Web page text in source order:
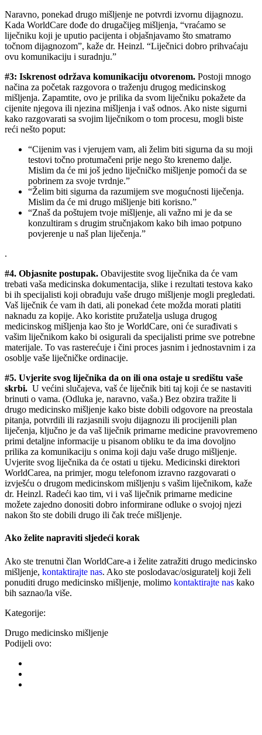
Naravno, ponekad drugo mišljenje ne potvrdi izvornu dijagnozu.
Kada WorldCare dođe do drugačijeg mišljenja, “vraćamo se
liječniku koji je uputio pacijenta i objašnjavamo što smatramo
točnom dijagnozom”, kaže dr. Heinzl. “Liječnici dobro prihvaćaju
ovu komunikaciju i suradnju.”
#3: Iskrenost održava komunikaciju otvorenom. Postoji mnogo
načina za početak razgovora o traženju drugog medicinskog
mišljenja. Zapamtite, ovo je prilika da svom liječniku pokažete da
cijenite njegova ili njezina mišljenja i vaš odnos. Ako niste sigurni
kako razgovarati sa svojim liječnikom o tom procesu, mogli biste
reći nešto poput:
“Cijenim vas i vjerujem vam, ali želim biti sigurna da su moji
testovi točno protumačeni prije nego što krenemo dalje.
Mislim da će mi još jedno liječničko mišljenje pomoći da se
pobrinem za svoje tvrdnje.”
“Želim biti sigurna da razumijem sve mogućnosti liječenja.
Mislim da će mi drugo mišljenje biti korisno.”
“Znaš da poštujem tvoje mišljenje, ali važno mi je da se
konzultiram s drugim stručnjakom kako bih imao potpuno
povjerenje u naš plan liječenja.”
.
#4. Objasnite postupak. Obavijestite svog liječnika da će vam
trebati vaša medicinska dokumentacija, slike i rezultati testova kako
bi ih specijalisti koji obrađuju vaše drugo mišljenje mogli pregledati.
Vaš liječnik će vam ih dati, ali ponekad ćete možda morati platiti
naknadu za kopije. Ako koristite pružatelja usluga drugog
medicinskog mišljenja kao što je WorldCare, oni će surađivati s
vašim liječnikom kako bi osigurali da specijalisti prime sve potrebne
materijale. To vas rasterećuje i čini proces jasnim i jednostavnim i za
osoblje vaše liječničke ordinacije.
#5. Uvjerite svog liječnika da on ili ona ostaje u središtu vaše
skrbi. U većini slučajeva, vaš će liječnik biti taj koji će se nastaviti
brinuti o vama. (Odluka je, naravno, vaša.) Bez obzira tražite li
drugo medicinsko mišljenje kako biste dobili odgovore na preostala
pitanja, potvrdili ili razjasnili svoju dijagnozu ili procijenili plan
liječenja, ključno je da vaš liječnik primarne medicine pravovremeno
primi detaljne informacije u pisanom obliku te da ima dovoljno
prilika za komunikaciju s onima koji daju vaše drugo mišljenje.
Uvjerite svog liječnika da će ostati u tijeku. Medicinski direktori
WorldCarea, na primjer, mogu telefonom izravno razgovarati o
izvješću o drugom medicinskom mišljenju s vašim liječnikom, kaže
dr. Heinzl. Radeći kao tim, vi i vaš liječnik primarne medicine
možete zajedno donositi dobro informirane odluke o svojoj njezi
nakon što ste dobili drugo ili čak treće mišljenje.
Ako želite napraviti sljedeći korak
Ako ste trenutni član WorldCare-a i želite zatražiti drugo medicinsko
mišljenje, kontaktirajte nas. Ako ste poslodavac/osiguratelj koji želi
ponuditi drugo medicinsko mišljenje, molimo kontaktirajte nas kako
bih saznao/la više.
Kategorije:
Drugo medicinsko mišljenje
Podijeli ovo: